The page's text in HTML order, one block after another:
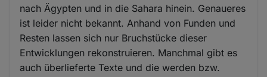
nach Ägypten und in die Sahara hinein. Genaueres
ist leider nicht bekannt. Anhand von Funden und
Resten lassen sich nur Bruchstücke dieser
Entwicklungen rekonstruieren. Manchmal gibt es
auch überlieferte Texte und die werden bzw.